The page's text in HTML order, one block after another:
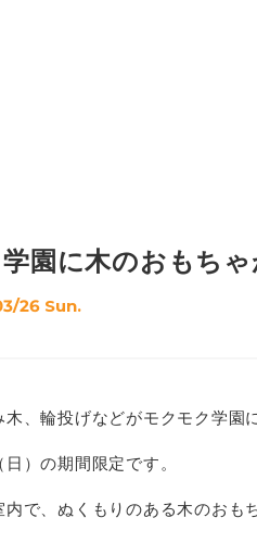
学園に木のおもち
26 Sun.
、輪投げなどがモクモク学園
）の期間限定です。
内で、ぬくもりのある木のおも